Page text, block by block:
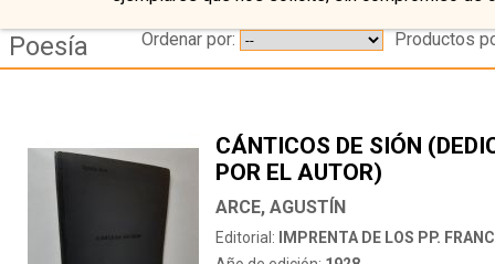
Poesía Productos
Ordenar por:
CÁNTICOS DE SIÓN
POR EL AUTOR)
ARCE, AGUSTÍN
Editorial:
IMPRENTA DE LOS PP.